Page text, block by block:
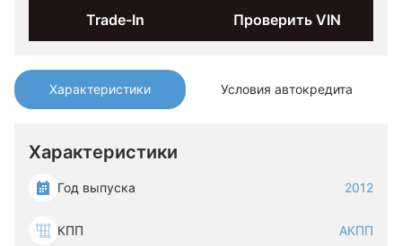
Характеристики Условия автокредита
Характеристики
Год выпуска 2012
КПП АКПП
Trade-In Проверить VIN